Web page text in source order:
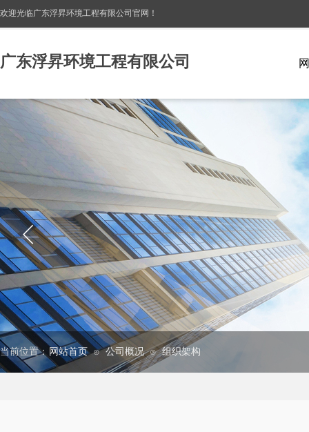
欢迎光临广东浮昇环境工程有限公司 官网！
广东浮昇环境工程有限公司
当前位置： 网站首页 ⊙ 公司概况 ⊙ 组织架构